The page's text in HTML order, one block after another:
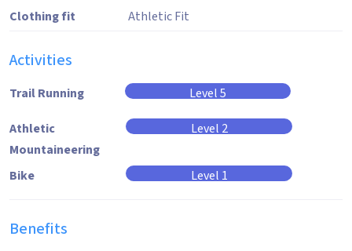
Clothing fit
Athletic Fit
Activities
Trail Running Level 5
Athletic
Mountaineering
Level 2
Bike Level 1
Benefits